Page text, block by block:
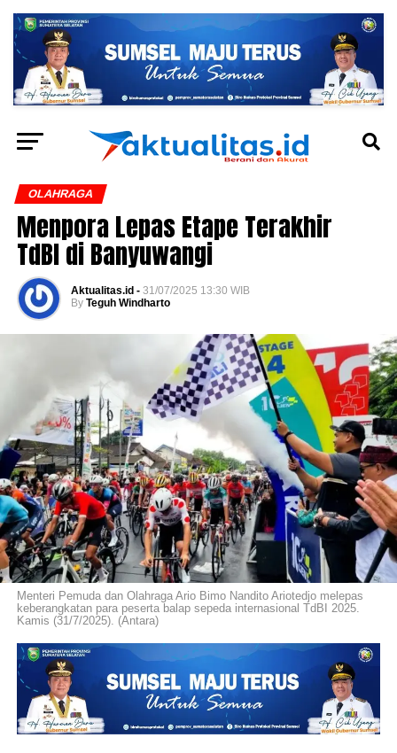
OLAHRAGA
Menpora Lepas Etape Terakhir
TdBI di Banyuwangi
Aktualitas.id - 31/07/2025 13:30 WIB
By Teguh Windharto
Menteri Pemuda dan Olahraga Ario Bimo Nandito Ariotedjo melepas
keberangkatan para peserta balap sepeda internasional TdBI 2025.
Kamis (31/7/2025). (Antara)